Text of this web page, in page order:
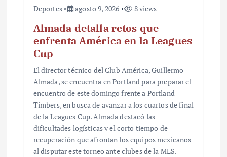
Deportes agosto 9, 2026 8 views
Almada detalla retos que
enfrenta América en la Leagues
Cup
El director técnico del Club América, Guillermo
Almada, se encuentra en Portland para preparar el
encuentro de este domingo frente a Portland
Timbers, en busca de avanzar a los cuartos de final
de la Leagues Cup. Almada destacó las
dificultades logísticas y el corto tiempo de
recuperación que afrontan los equipos mexicanos
al disputar este torneo ante clubes de la MLS.